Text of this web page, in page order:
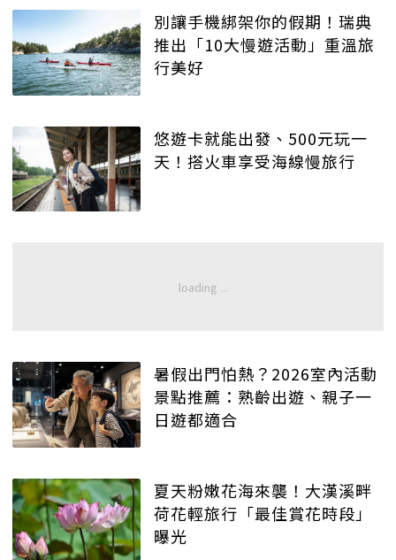
別讓手機綁架你的假期！瑞典
推出「10大慢遊活動」重溫旅
行美好
悠遊卡就能出發、500元玩一
天！搭火車享受海線慢旅行
暑假出門怕熱？2026室內活動
景點推薦：熟齡出遊、親子一
日遊都適合
夏天粉嫩花海來襲！大漢溪畔
荷花輕旅行「最佳賞花時段」
曝光